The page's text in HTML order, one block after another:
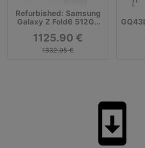
Refurbished: Samsung
Galaxy Z Fold6 512GB
1125.90 €
1332.95 €
system_update